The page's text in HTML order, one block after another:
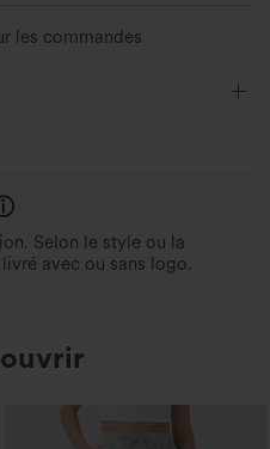
les commandes
Selon le style ou la
avec ou sans logo.